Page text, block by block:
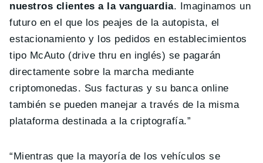
nuestros clientes a la vanguardia. Imaginamos un
futuro en el que los peajes de la autopista, el
estacionamiento y los pedidos en establecimientos
tipo McAuto (drive thru en inglés) se pagarán
directamente sobre la marcha mediante
criptomonedas. Sus facturas y su banca online
también se pueden manejar a través de la misma
plataforma destinada a la criptografía.”
“Mientras que la mayoría de los vehículos se